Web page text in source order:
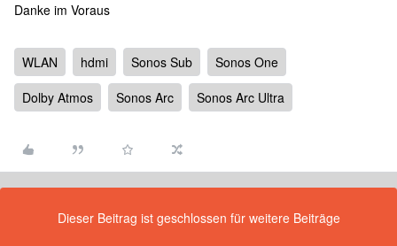
Danke im Voraus
WLAN hdmi Sonos Sub
Sonos One
Dolby Atmos
Sonos Arc Sonos Arc Ultra
Dieser Beitrag ist geschlossen für weitere Beiträge